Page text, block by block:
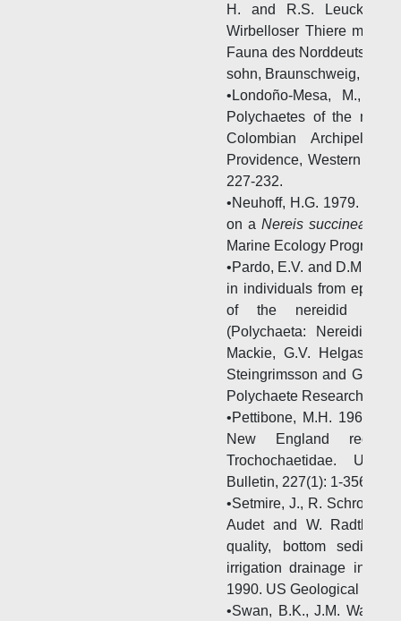
H. and R.S. Leuckart
Wirbelloser Thiere mit
Fauna des
sohn, Braunschweig,
•Londoño-Mesa, M., J.
Polychaetes of the
Colombian
Providence, Western
227-232.
•Neuhoff, H.G. 1979.
on a Nereis succinea
Marine Ecology Progress
•Pardo, E.V. and D.M.
in individuals from
of the nereidid
(Polychaeta:
Mackie, G.V. Helgason,
Steingrimsson and G.
Polychaete Research.
•Pettibone, M.H. 1963.
New England
Trochochaetidae.
Bulletin, 227(1): 1-356.
•Setmire, J., R.
Audet and W. Radtke.
quality, bottom
irrigation drainage in the
1990. US Geological
•Swan, B.K., J.M. Watts,